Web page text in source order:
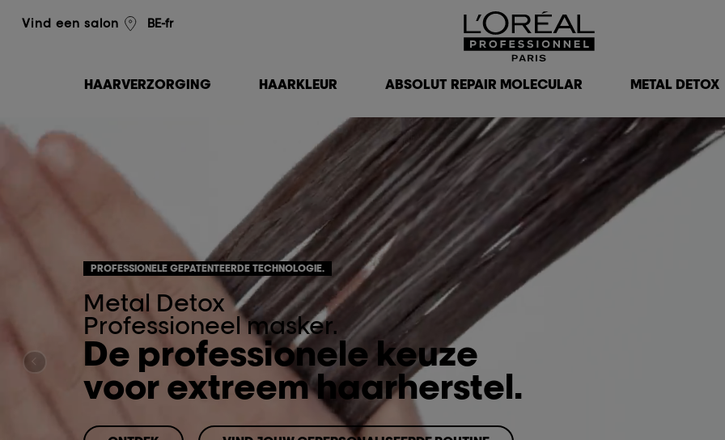
Vind een salon BE-fr
L'Oréal Professionnel
HAARVERZORGING HAARKLEUR ABSOLUT REPAIR MOLECULAR METAL DETOX
PROFESSIONELE GEPATENTEERDE TECHNOLOGIE.
Metal Detox
Professioneel masker.
De professionele keuze
voor extreem haarherstel.